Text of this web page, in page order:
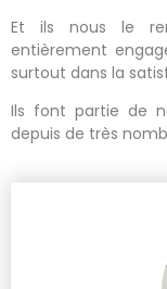
Et ils nous le
entièrement
surtout dans la
Ils font partie de
depuis de très